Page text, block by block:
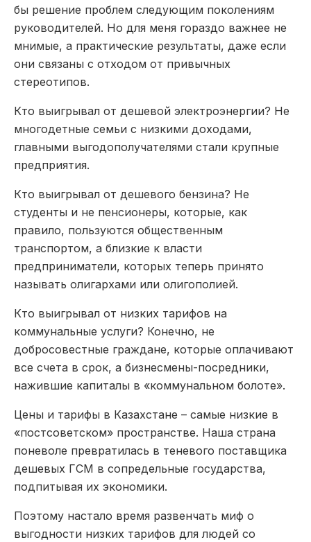
бы решение проблем следующим поколениям
руководителей. Но для меня гораздо важнее не
мнимые, а практические результаты, даже если
они связаны с отходом от привычных
стереотипов.
Кто выигрывал от дешевой электроэнергии? Не
многодетные семьи с низкими доходами,
главными выгодополучателями стали крупные
предприятия.
Кто выигрывал от дешевого бензина? Не
студенты и не пенсионеры, которые, как
правило, пользуются общественным
транспортом, а близкие к власти
предприниматели, которых теперь принято
называть олигархами или олигополией.
Кто выигрывал от низких тарифов на
коммунальные услуги? Конечно, не
добросовестные граждане, которые оплачивают
все счета в срок, а бизнесмены-посредники,
нажившие капиталы в «коммунальном болоте».
Цены и тарифы в Казахстане – самые низкие в
«постсоветском» пространстве. Наша страна
поневоле превратилась в теневого поставщика
дешевых ГСМ в сопредельные государства,
подпитывая их экономики.
Поэтому настало время развенчать миф о
выгодности низких тарифов для людей со